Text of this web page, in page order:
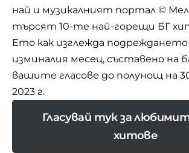
най и музикалният портал ©
търсят 10-те най-горещи БГ
Ето как изглежда подреждането
изминалия месец, съставено на
вашите гласове до полунощ на
2023 г.
Гласувай тук за
хитове